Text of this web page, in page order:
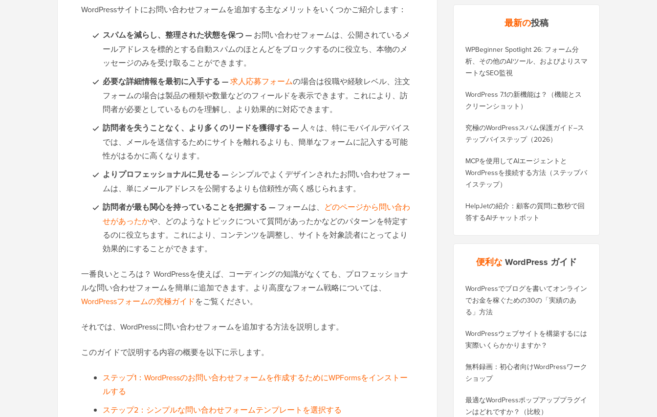
WordPressサイトにお問い合わせフォームを追加する主なメリットをいくつかご紹介します：
スパムを減らし、整理された状態を保つ — お問い合わせフォームは、公開されているメ
ールアドレスを標的とする自動スパムのほとんどをブロックするのに役立ち、本物のメ
ッセージのみを受け取ることができます。
必要な詳細情報を最初に入手する —求人応募フォームの場合は役職や経験レベル、注文
フォームの場合は製品の種類や数量などのフィールドを表示できます。これにより、訪
問者が必要としているものを理解し、より効果的に対応できます。
訪問者を失うことなく、より多くのリードを獲得する — 人々は、特にモバイルデバイス
では、メールを送信するためにサイトを離れるよりも、簡単なフォームに記入する可能
性がはるかに高くなります。
よりプロフェッショナルに見せる — シンプルでよくデザインされたお問い合わせフォー
ムは、単にメールアドレスを公開するよりも信頼性が高く感じられます。
訪問者が最も関心を持っていることを把握する — フォームは、 どのページから問い合わ
せがあったかや、どのようなトピックについて質問があったかなどのパターンを特定す
るのに役立ちます。これにより、コンテンツを調整し、サイトを対象読者にとってより
効果的にすることができます。
一番良いところは？ WordPressを使えば、コーディングの知識がなくても、プロフェッショナ
ルな問い合わせフォームを簡単に追加できます。より高度なフォーム戦略については、
WordPressフォームの究極ガイドをご覧ください。
それでは、WordPressに問い合わせフォームを追加する方法を説明します。
このガイドで説明する内容の概要を以下に示します。
ステップ1：WordPressのお問い合わせフォームを作成するためにWPFormsをインストー
ルする
ステップ2：シンプルな問い合わせフォームテンプレートを選択する
最新の投稿
WPBeginner Spotlight 26: フォーム分
析、その他のAIツール、およびよりスマ
ートなSEO監視
WordPress 7.1の新機能は？（機能とス
クリーンショット）
究極のWordPressスパム保護ガイド–ス
テップバイステップ（2026）
MCPを使用してAIエージェントと
WordPressを接続する方法（ステップバ
イステップ）
HelpJetの紹介：顧客の質問に数秒で回
答するAIチャットボット
便利なWordPress ガイド
WordPressでブログを書いてオンライン
でお金を稼ぐための30の「実績のあ
る」方法
WordPressウェブサイトを構築するには
実際いくらかかりますか？
無料録画：初心者向けWordPressワーク
ショップ
最適なWordPressポップアッププラグイ
ンはどれですか？（比較）